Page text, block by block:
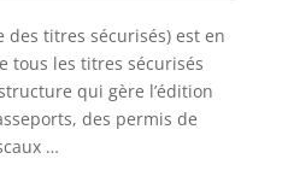
des titres sécurisés) est en
tous les titres sécurisés
qui gère l’édition
des permis de
…